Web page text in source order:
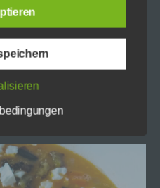
automatisierten
Daten, die
personenbezogenen
sich auf eine natürliche
persönlicher
oder Ortswechsel